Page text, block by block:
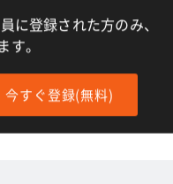
に登録された方のみ、
す。
今すぐ登録(無料)